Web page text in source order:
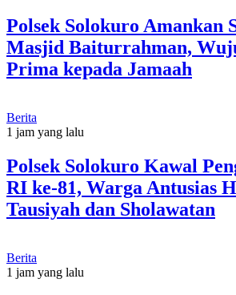
Polsek Solokuro Amankan
Masjid Baiturrahman,
Prima kepada Jamaah
Berita
1 jam yang lalu
Polsek Solokuro Kawal
RI ke-81, Warga Antusias
Tausiyah dan Sholawatan
Berita
1 jam yang lalu